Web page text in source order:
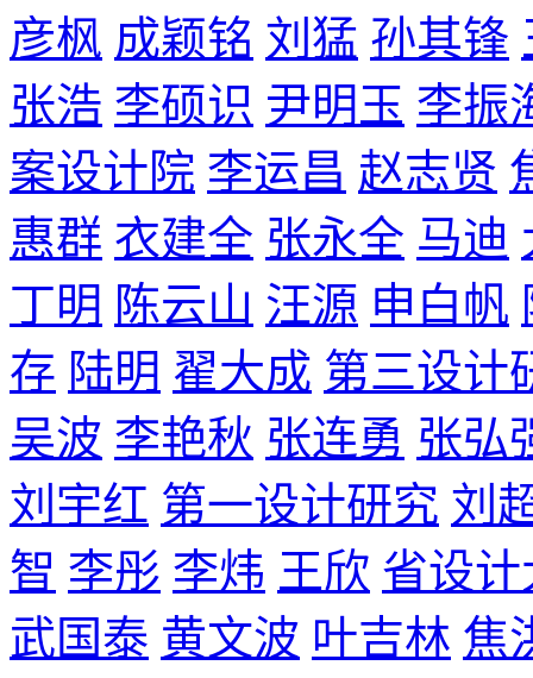
彦枫 成颖铭 刘猛 孙其锋
张浩 李硕识 尹明玉 李振
案设计院 李运昌 赵志贤
惠群 衣建全 张永全 马迪
丁明 陈云山 汪源 申白帆
存 陆明 翟大成 第三设计
吴波 李艳秋 张连勇 张弘
刘宇红 第一设计研究 刘
智 李彤 李炜 王欣 省设计
武国泰 黄文波 叶吉林 焦